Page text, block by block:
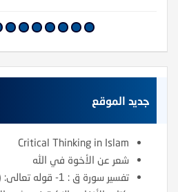
جديد الموقع
Critical Thinking in Islam
شعر عن الأخوة في الله
تفسير سورة ق : 1- قوله تعالى: (ق والقرآن المجيد)